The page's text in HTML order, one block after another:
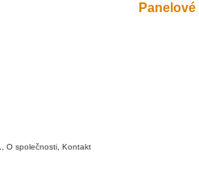
Panelové
O společnosti Kontakt